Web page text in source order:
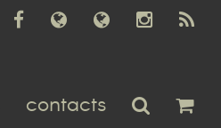
contacts